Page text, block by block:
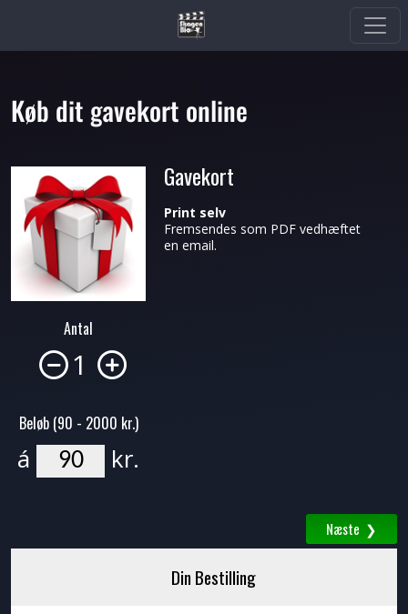
Køb dit gavekort online